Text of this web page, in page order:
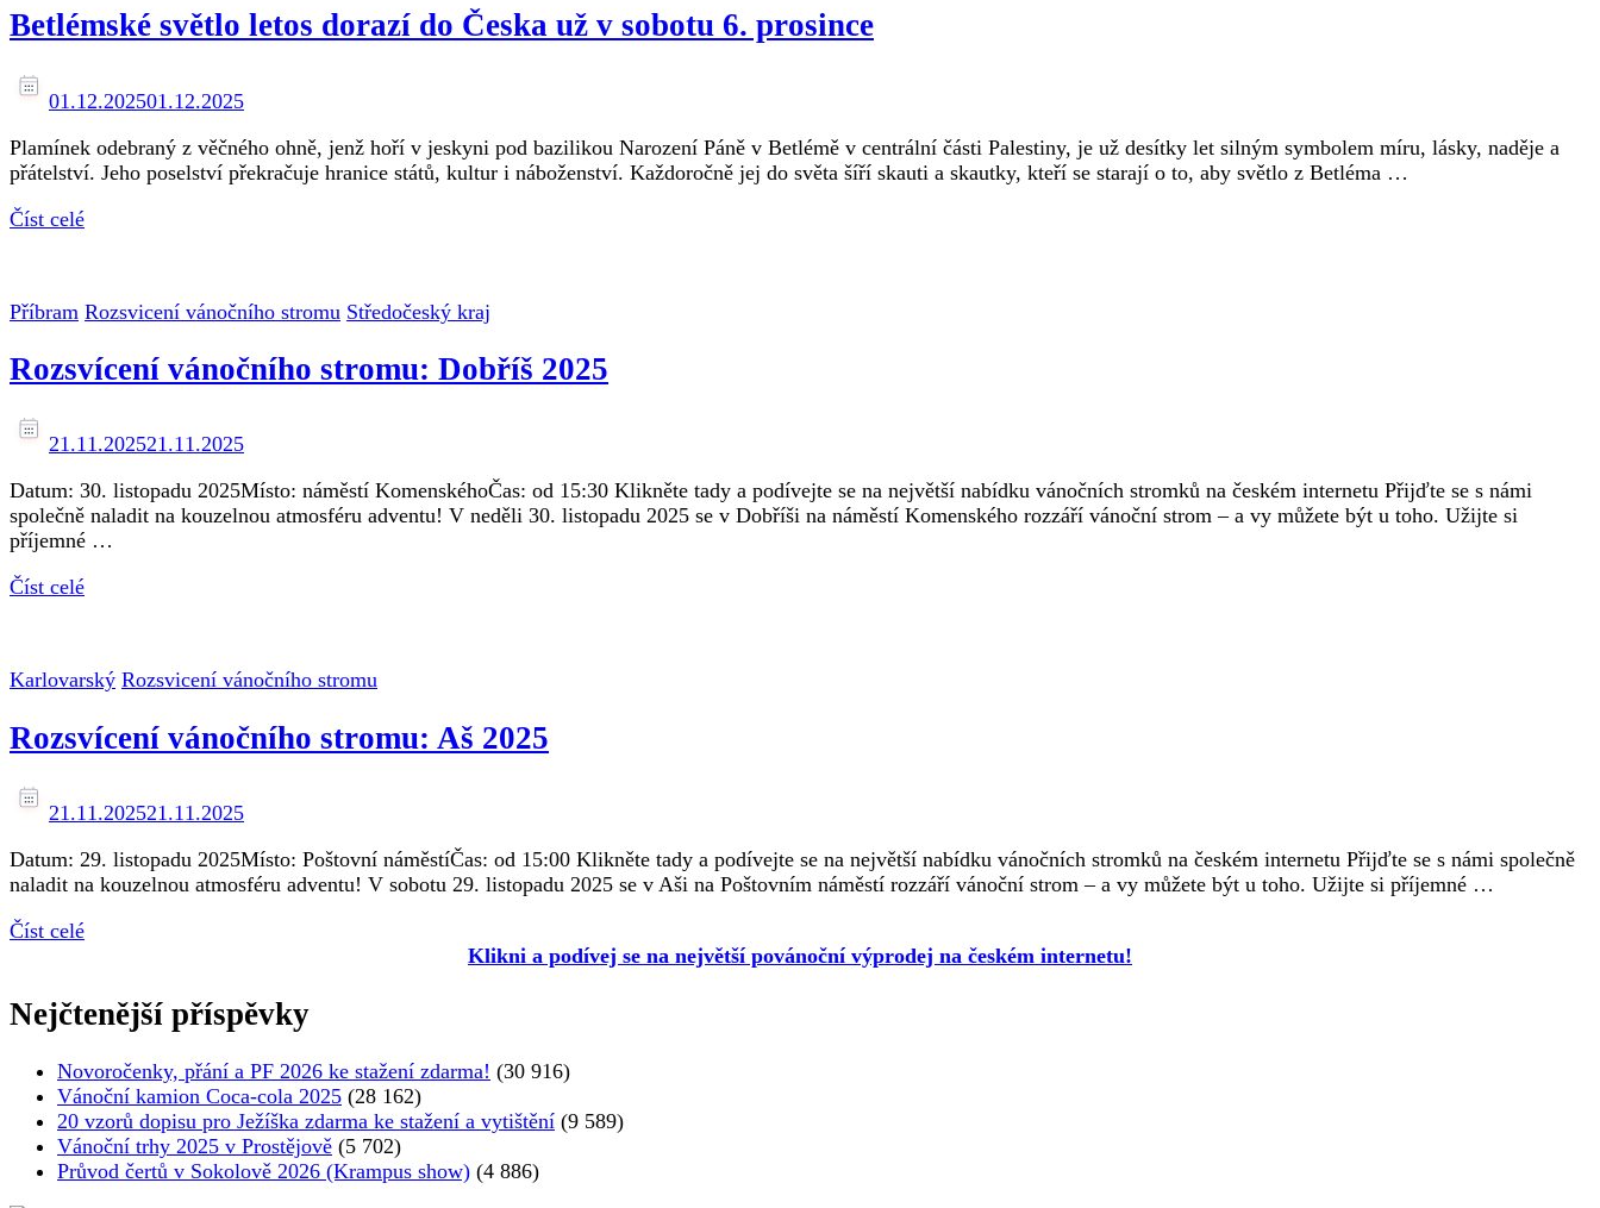
Betlémské světlo letos dorazí do Česka už v sobotu 6. prosince
01.12.202501.12.2025
Plamínek odebraný z věčného ohně, jenž hoří v jeskyni pod bazilikou Narození Páně v Betlémě v centrální části Palestiny, je už desítky let silným symbolem míru, lásky, naděje a
přátelství. Jeho poselství překračuje hranice států, kultur i náboženství. Každoročně jej do světa šíří skauti a skautky, kteří se starají o to, aby světlo z Betléma …
Číst celé
Příbram Rozsvicení vánočního stromu Středočeský kraj
Rozsvícení vánočního stromu: Dobříš 2025
21.11.202521.11.2025
Datum: 30. listopadu 2025Místo: náměstí KomenskéhoČas: od 15:30 Klikněte tady a podívejte se na největší nabídku vánočních stromků na českém internetu Přijďte se s námi
společně naladit na kouzelnou atmosféru adventu! V neděli 30. listopadu 2025 se v Dobříši na náměstí Komenského rozzáří vánoční strom – a vy můžete být u toho. Užijte si
příjemné …
Číst celé
Karlovarský Rozsvicení vánočního stromu
Rozsvícení vánočního stromu: Aš 2025
21.11.202521.11.2025
Datum: 29. listopadu 2025Místo: Poštovní náměstíČas: od 15:00 Klikněte tady a podívejte se na největší nabídku vánočních stromků na českém internetu Přijďte se s námi společně
naladit na kouzelnou atmosféru adventu! V sobotu 29. listopadu 2025 se v Aši na Poštovním náměstí rozzáří vánoční strom – a vy můžete být u toho. Užijte si příjemné …
Číst celé
Klikni a podívej se na největší povánoční výprodej na českém internetu!
Nejčtenější příspěvky
Novoročenky, přání a PF 2026 ke stažení zdarma! (30 916)
Vánoční kamion Coca-cola 2025 (28 162)
20 vzorů dopisu pro Ježíška zdarma ke stažení a vytištění (9 589)
Vánoční trhy 2025 v Prostějově (5 702)
Průvod čertů v Sokolově 2026 (Krampus show) (4 886)